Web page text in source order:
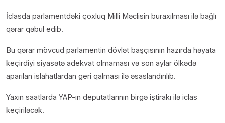
İclasda parlamentdəki çoxluq Milli Məclisin buraxılması ilə bağlı
qərar qəbul edib.
Bu qərar mövcud parlamentin dövlət başçısının hazırda həyata
keçirdiyi siyasətə adekvat olmaması və son aylar ölkədə
aparılan islahatlardan geri qalması ilə əsaslandırılıb.
Yaxın saatlarda YAP-ın deputatlarının birgə iştirakı ilə iclas
keçiriləcək.